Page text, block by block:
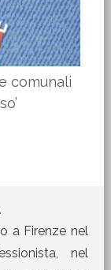
comunali
a Firenze nel
nel